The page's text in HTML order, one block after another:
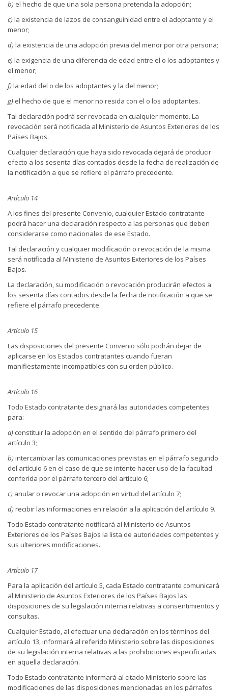
b) el hecho de que una sola persona pretenda la adopción;
c)la existencia de lazos de consanguinidad entre el adoptante y el
menor;
d)la existencia de una adopción previa del menor por otra persona;
e)la exigencia de una diferencia de edad entre el o los adoptantes y
el menor;
f)la edad del o de los adoptantes y la del menor;
g) el hecho de que el menor no resida con el o los adoptantes.
Tal declaración podrá ser revocada en cualquier momento. La
revocación será notificada al Ministerio de Asuntos Exteriores de los
Países Bajos.
Cualquier declaración que haya sido revocada dejará de producir
efecto a los sesenta días contados desde la fecha de realización de
la notificación a que se refiere el párrafo precedente.
Artículo 14
A los fines del presente Convenio, cualquier Estado contratante
podrá hacer una declaración respecto a las personas que deben
considerarse como nacionales de ese Estado.
Tal declaración y cualquier modificación o revocación de la misma
será notificada al Ministerio de Asuntos Exteriores de los Países
Bajos.
La declaración, su modificación o revocación producirán efectos a
los sesenta días contados desde la fecha de notificación a que se
refiere el párrafo precedente.
Artículo 15
Las disposiciones del presente Convenio sólo podrán dejar de
aplicarse en los Estados contratantes cuando fueran
manifiestamente incompatibles con su orden público.
Artículo 16
Todo Estado contratante designará las autoridades competentes
para:
a) constituir la adopción en el sentido del párrafo primero del
artículo 3;
b)intercambiar las comunicaciones previstas en el párrafo segundo
del artículo 6 en el caso de que se intente hacer uso de la facultad
conferida por el párrafo tercero del artículo 6;
c) anular o revocar una adopción en virtud del artículo 7;
d)recibir las informaciones en relación a la aplicación del artículo 9.
Todo Estado contratante notificará al Ministerio de Asuntos
Exteriores de los Países Bajos la lista de autoridades competentes y
sus ulteriores modificaciones.
Artículo 17
Para la aplicación del artículo 5, cada Estado contratante comunicará
al Ministerio de Asuntos Exteriores de los Países Bajos las
disposiciones de su legislación interna relativas a consentimientos y
consultas.
Cualquier Estado, al efectuar una declaración en los términos del
artículo 13, informará al referido Ministerio sobre las disposiciones
de su legislación interna relativas a las prohibiciones especificadas
en aquella declaración.
Todo Estado contratante informará al citado Ministerio sobre las
modificaciones de las disposiciones mencionadas en los párrafos